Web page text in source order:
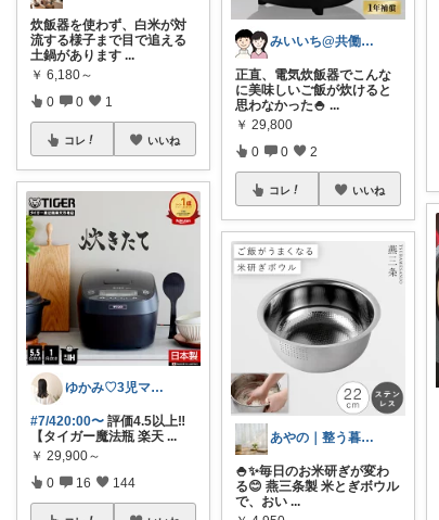
炊飯器を使わず、白米が対
流する様子まで目で追える
土鍋があります ...
￥ 6,180～
0 0 1
コレ いいね
ゆかみ♡3児ママの暮らしと子育て🤍
#7/420:00〜 評価4.5以上‼️
【タイガー魔法瓶 楽天 ...
￥ 29,900～
0 16 144
みいいち@共働き夫婦のQOL向上ROOM
正直、電気炊飯器でこんな
に美味しいご飯が炊けると
思わなかった🍚 ...
￥ 29,800
0 0 2
コレ いいね
あやの｜整う暮らしROOM
🍚✨毎日のお米研ぎが変わ
る😊 燕三条製 米とぎボウル
で、おい ...